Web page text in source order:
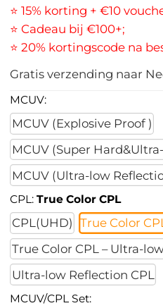
⭐ 15% korting + €10
⭐ Cadeau bij €100+;
⭐ 20% kortingscode na
Gratis verzending naar
MCUV:
MCUV (Explosive Proof )
MCUV (Super
MCUV (Ultra-low
CPL:True Color CPL
CPL(UHD)
True Color
True Color CPL – Ultra-
Ultra-low Reflection CPL
MCUV/CPL Set: